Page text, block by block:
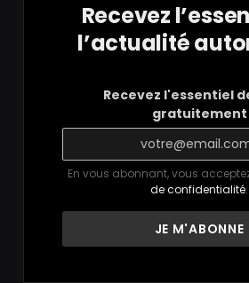
Recevez
l’actualité
Recevez l'essentiel
gratuitement
En vous abonnant, vous
de confidentialité.